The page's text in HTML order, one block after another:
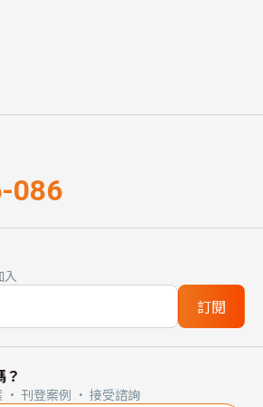
086
入
訂閱
· 刊登案例 · 接受諮詢